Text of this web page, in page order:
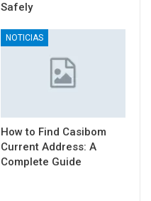
Safely
NOTICIAS
How to Find Casibom
Current Address: A
Complete Guide